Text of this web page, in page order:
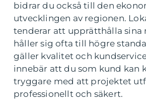
bidrar du också till den
utvecklingen av regionen.
tenderar att upprätthålla sina
håller sig ofta till högre
gäller kvalitet och
innebär att du som kund kan
tryggare med att projektet
professionellt och säkert.